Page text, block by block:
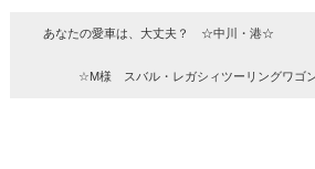
あなたの愛車は、大丈夫？ ☆中川・港☆
☆M様 スバル・レガシィツーリングワゴ